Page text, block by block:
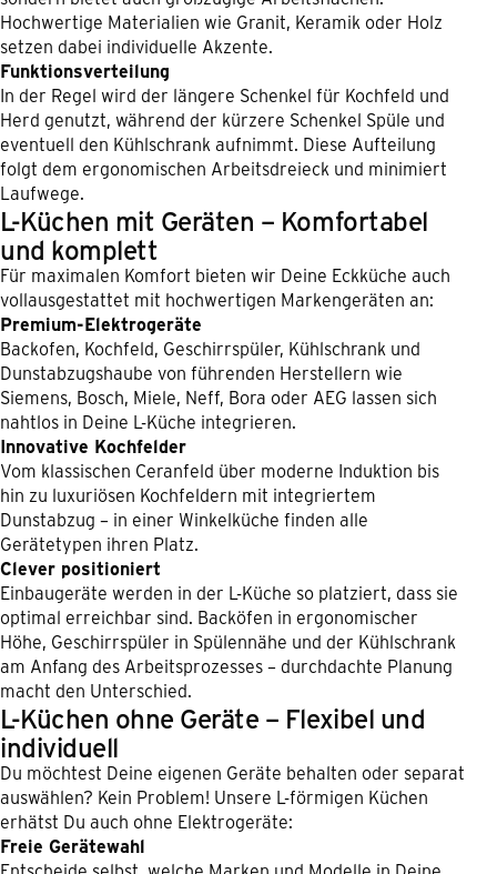
Hochwertige Materialien wie Granit, Keramik oder Holz
setzen dabei individuelle Akzente.
Funktionsverteilung
In der Regel wird der längere Schenkel für Kochfeld und
Herd genutzt, während der kürzere Schenkel Spüle und
eventuell den Kühlschrank aufnimmt. Diese Aufteilung
folgt dem ergonomischen Arbeitsdreieck und minimiert
Laufwege.
L-Küchen mit Geräten – Komfortabel
und komplett
Für maximalen Komfort bieten wir Deine Eckküche auch
vollausgestattet mit hochwertigen Markengeräten an:
Premium-Elektrogeräte
Backofen, Kochfeld, Geschirrspüler, Kühlschrank und
Dunstabzugshaube von führenden Herstellern wie
Siemens, Bosch, Miele, Neff, Bora oder AEG lassen sich
nahtlos in Deine L-Küche integrieren.
Innovative Kochfelder
Vom klassischen Ceranfeld über moderne Induktion bis
hin zu luxuriösen Kochfeldern mit integriertem
Dunstabzug – in einer Winkelküche finden alle
Gerätetypen ihren Platz.
Clever positioniert
Einbaugeräte werden in der L-Küche so platziert, dass sie
optimal erreichbar sind. Backöfen in ergonomischer
Höhe, Geschirrspüler in Spülennähe und der Kühlschrank
am Anfang des Arbeitsprozesses – durchdachte Planung
macht den Unterschied.
L-Küchen ohne Geräte – Flexibel und
individuell
Du möchtest Deine eigenen Geräte behalten oder separat
auswählen? Kein Problem! Unsere L-förmigen Küchen
erhätst Du auch ohne Elektrogeräte:
Freie Gerätewahl